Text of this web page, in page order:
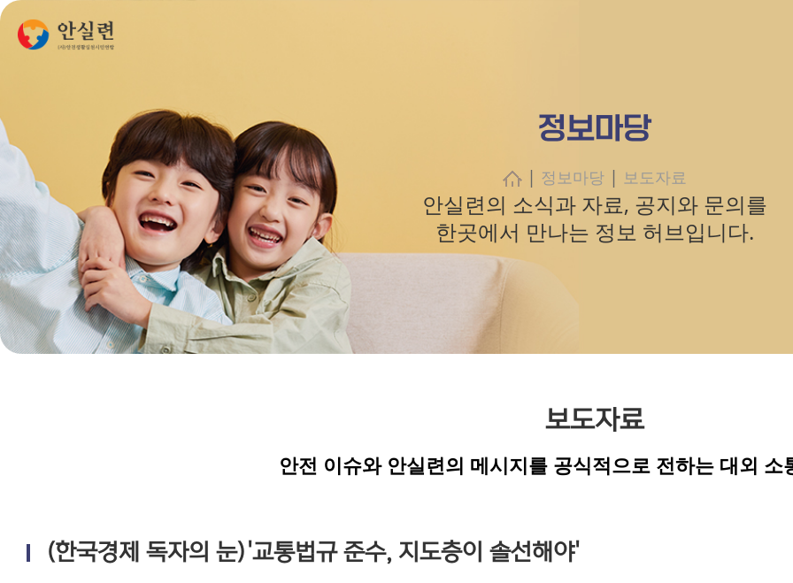
정보마당
| 정보마당 | 보도자료
안실련의 소식과 자료, 공지와 문의를
한곳에서 만나는 정보 허브입니다.
보도자료
안전 이슈와 안실련의 메시지를 공식적으로 전하는 대외 소
(한국경제 독자의 눈)'교통법규 준수, 지도층이 솔선해야'